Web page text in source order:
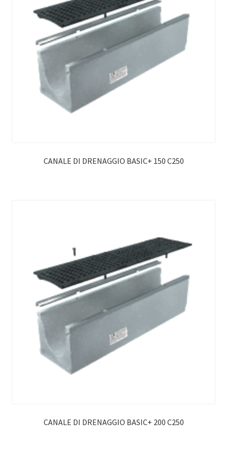
CANALE DI DRENAGGIO BASIC+ 150 C250
CANALE DI DRENAGGIO BASIC+ 200 C250